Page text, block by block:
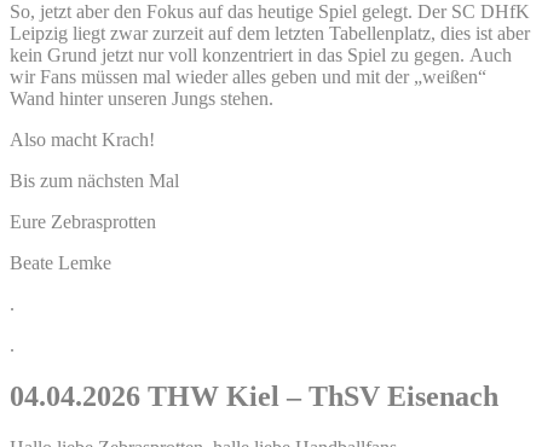
So, jetzt aber den Fokus auf das heutige Spiel gelegt. Der SC DHfK
Leipzig liegt zwar zurzeit auf dem letzten Tabellenplatz, dies ist aber
kein Grund jetzt nur voll konzentriert in das Spiel zu gegen. Auch
wir Fans müssen mal wieder alles geben und mit der „weißen“
Wand hinter unseren Jungs stehen.
Also macht Krach!
Bis zum nächsten Mal
Eure Zebrasprotten
Beate Lemke
.
.
04.04.2026 THW Kiel – ThSV Eisenach